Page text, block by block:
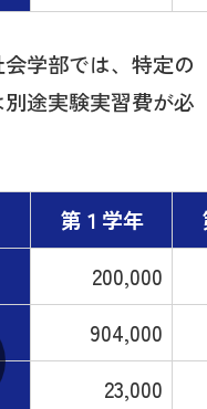
学部では、特定の
途実験実習費が必
第１学年
200,000
904,000
23,000